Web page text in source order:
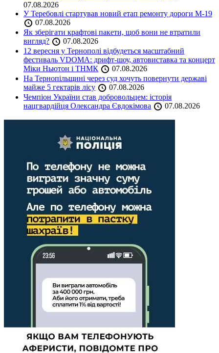
07.08.2026
У Теребовлі стартував новий етап ремонту дороги М-19
07.08.2026
Як зберігати крафтові пакети, щоб вони не втратили
вигляд?
07.08.2026
12 вересня у Тернополі відбудеться масштабний
фестиваль VDOMA: дрифт-шоу, автовиставка та концерт
Міки Ньютон і ТНМК
07.08.2026
На Тернопільщині через суд хочуть повернути державі
майже 5 гектарів лісу
07.08.2026
Чемпіон України став добровольцем: історія
нацгвардійця Олександра Євдокімова
07.08.2026